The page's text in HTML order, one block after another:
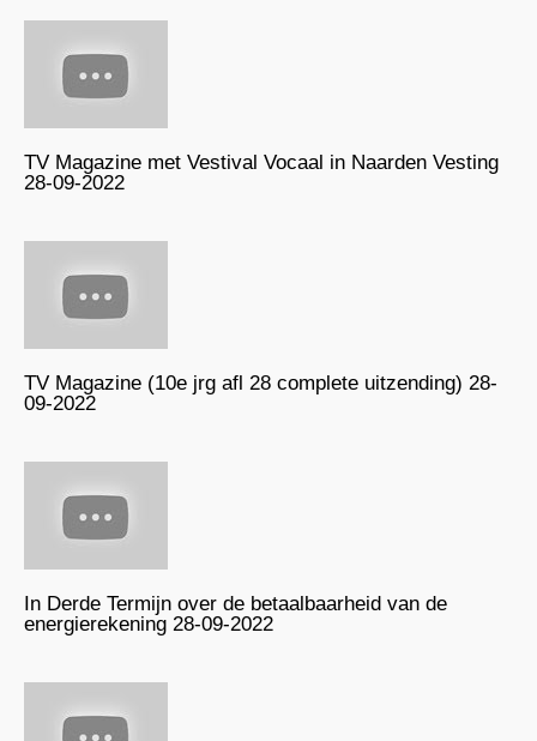
TV Magazine met Vestival Vocaal in Naarden Vesting
28-09-2022
TV Magazine (10e jrg afl 28 complete uitzending) 28-
09-2022
In Derde Termijn over de betaalbaarheid van de
energierekening 28-09-2022